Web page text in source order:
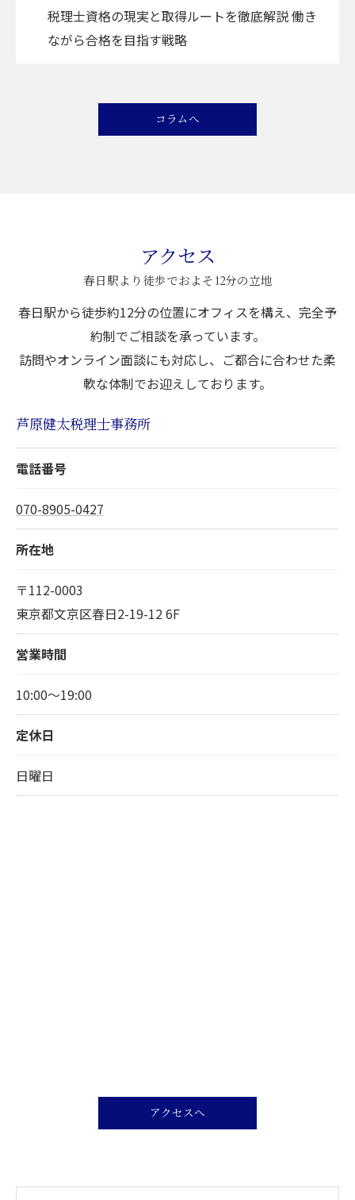
税理士資格の現実と取得ルートを徹底解説 働き
ながら合格を目指す戦略
コラムへ
春日駅より徒歩でおよそ12分の立地
アクセス
春日駅から徒歩約12分の位置にオフィスを構え、完全予
約制でご相談を承っています。
訪問やオンライン面談にも対応し、ご都合に合わせた柔
軟な体制でお迎えしております。
芦原健太税理士事務所
電話番号
070-8905-0427
所在地
〒112-0003
東京都文京区春日2-19-12 6F
営業時間
10:00～19:00
定休日
日曜日
アクセスへ